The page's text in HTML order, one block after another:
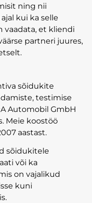
ning nii
kui ka selle
vaadata, et kliendi
partneri juures,
sõidukite
testimise
Automobil GmbH
Meie koostöö
aastast.
sõidukitele
või ka
on vajalikud
kuni